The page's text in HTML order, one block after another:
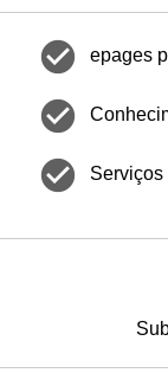
check_circle epages
check_circle
check_circle Serviços